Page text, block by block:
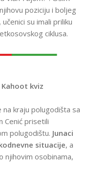
poziciju i boljeg
su imali priliku
ciklusa.
kviz
na kraju polugodišta sa
Cenić prisetili
polugodištu. Junaci
situacije, a
njihovim osobinama,